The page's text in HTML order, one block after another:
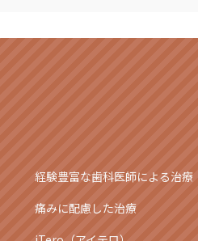
経験豊富な歯科医師による治療
痛みに配慮した治療